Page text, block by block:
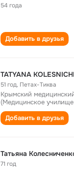
54 года
Добавить в друзья
TATYANA
51 год, Петах-Тиква
Крымский
(Медицинское
Добавить в друзья
Татьяна
71 год